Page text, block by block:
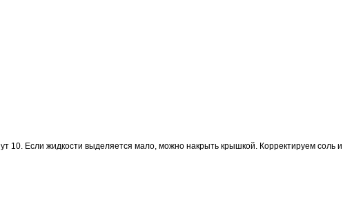
Если жидкости выделяется мало, можно накрыть крышкой. Корректируем соль